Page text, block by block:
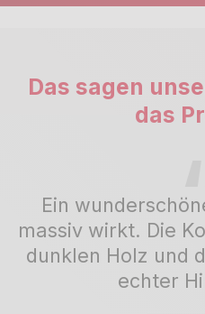
Das sagen
das
Ein
massiv wirkt. Die
dunklen Holz und
echter